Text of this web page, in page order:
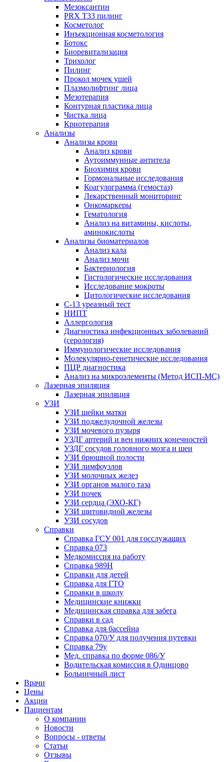
Мезоксантин
PRX T33 пилинг
Косметолог
Инъекционная косметология
Ботокс
Биоревитализация
Трихолог
Пилинг
Прокол мочек ушей
Плазмолифтинг лица
Мезотерапия
Контурная пластика лица
Чистка лица
Криотерапия
Анализы
Анализы крови
Анализ крови
Аутоиммунные антитела
Биохимия крови
Гормональные исследования
Коагулограмма (гемостаз)
Лекарственный мониторинг
Онкомаркеры
Гематология
Анализ на витамины, кислоты,
аминокислоты
Анализы биоматериалов
Анализ кала
Анализ мочи
Бактериология
Гистологические исследования
Исследование мокроты
Цитологические исследования
С-13 уреазный тест
НИПТ
Аллергология
Диагностика инфекционных заболеваний
(серология)
Иммунологические исследования
Молекулярно-генетические исследования
ПЦР диагностика
Анализ на микроэлементы (Метод ИСП-МС)
Лазерная эпиляция
Лазерная эпиляция
УЗИ
УЗИ шейки матки
УЗИ поджелудочной железы
УЗИ мочевого пузыря
УЗДГ артерий и вен нижних конечностей
УЗДГ сосудов головного мозга и шеи
УЗИ брюшной полости
УЗИ лимфоузлов
УЗИ молочных желез
УЗИ органов малого таза
УЗИ почек
УЗИ сердца (ЭХО-КГ)
УЗИ щитовидной железы
УЗИ сосудов
Справки
Справка ГСУ 001 для госслужащих
Справка 073
Медкомиссия на работу
Справка 989Н
Справки для детей
Справка для ГТО
Справки в школу
Медицинские книжки
Медицинская справка для забега
Справки в сад
Справка для бассейна
Справка 070/У для получения путевки
Справка 79у
Мед. справка по форме 086/У
Водительская комиссия в Одинцово
Больничный лист
Врачи
Цены
Акции
Пациентам
О компании
Новости
Вопросы - ответы
Статьи
Отзывы